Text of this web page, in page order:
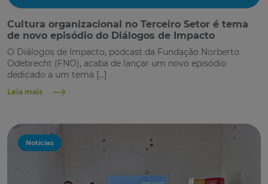
Cultura organizacional no Terceiro Setor é tema
de novo episódio do Diálogos de Impacto
O Diálogos de Impacto, podcast da Fundação Norberto
Odebrecht (FNO), acaba de lançar um novo episódio
dedicado a um tema […]
Leia mais
Notícias